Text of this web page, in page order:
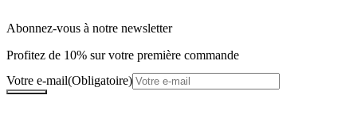
Abonnez-vous à notre newsletter
Profitez de 10% sur votre première commande
Votre e-mail(Obligatoire)